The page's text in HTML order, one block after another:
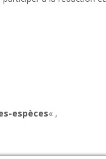
espèces« ,